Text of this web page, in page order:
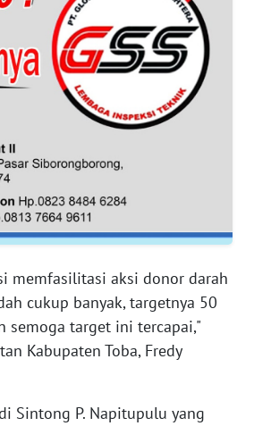
memfasilitasi aksi donor darah
cukup banyak, targetnya 50
semoga target ini tercapai,"
Kabupaten Toba, Fredy
Sintong P. Napitupulu yang